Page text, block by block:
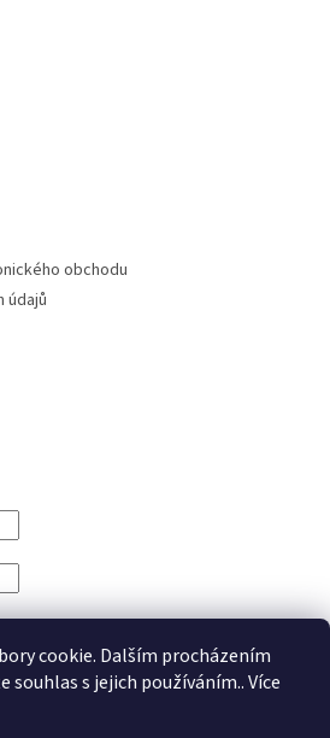
cookie. Dalším procházením
s jejich používáním.. Více
obchodu
údajů
heslo